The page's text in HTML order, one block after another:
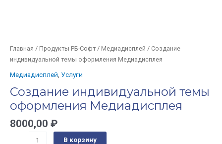
Главная / Продукты РБ-Софт/ Медиадисплей / Создание
индивидуальной темы оформления Медиадисплея
Медиадисплей Услуги
Создание индивидуальной темы
оформления Медиадисплея
8000,00 ₽
В корзину